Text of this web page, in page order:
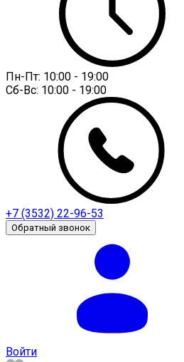
Пн-Пт: 10:00 - 19:00
Сб-Вс: 10:00 - 19:00
+7 (3532) 22-96-53
Обратный звонок
Войти